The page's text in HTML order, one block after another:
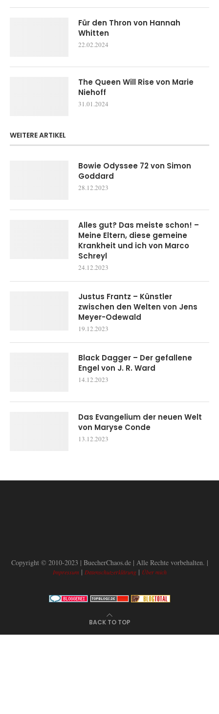
Für den Thron von Hannah
Whitten
22.02.2024
The Queen Will Rise von Marie
Niehoff
31.01.2024
WEITERE ARTIKEL
Bowie Odyssee 72 von Simon
Goddard
28.12.2023
Alles gut? Das meiste schon! –
Meine Eltern, diese gemeine
Krankheit und ich von Marco
Schreyl
24.12.2023
Justus Frantz – Künstler
zwischen den Welten von Jens
Meyer-Odewald
19.12.2023
Black Dagger – Der gefallene
Engel von J. R. Ward
14.12.2023
Das Evangelium der neuen Welt
von Maryse Conde
13.12.2023
Copyright © 2010-2023 | BuecherChaos.de | Alle Rechte vorbehalten. |
Impressum | Datenschutzerklärung| Über mich
BACK TO TOP